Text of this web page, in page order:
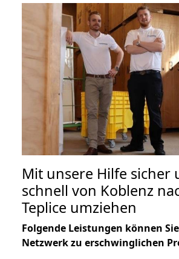
Mit unsere Hilfe sicher
schnell von Koblenz
Teplice umziehen
Folgende Leistungen können
Netzwerk zu erschwinglichen